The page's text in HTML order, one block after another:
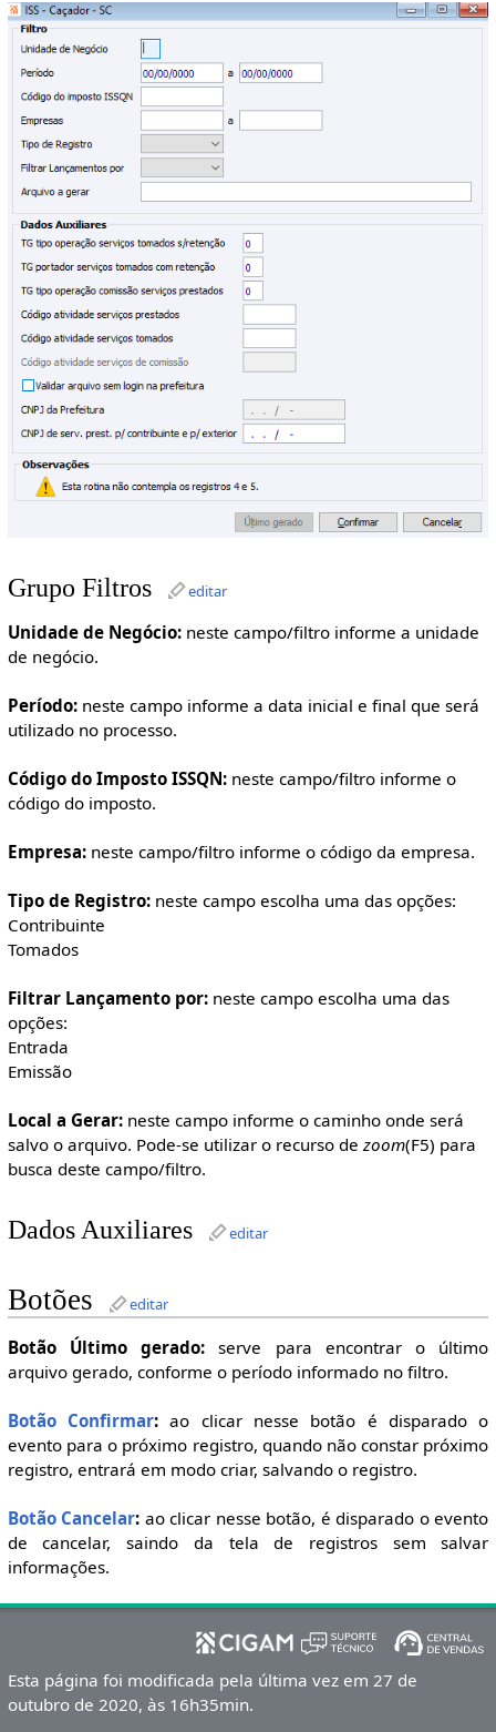
Grupo Filtros editar
Unidade de Negócio:neste campo/filtro informe a unidade
de negócio.
Período:neste campo informe a data inicial e final que será
utilizado no processo.
Código do Imposto ISSQN:neste campo/filtro informe o
código do imposto.
Empresa:neste campo/filtro informe o código da empresa.
Tipo de Registro:neste campo escolha uma das opções:
Contribuinte
Tomados
Filtrar Lançamento por:neste campo escolha uma das
opções:
Entrada
Emissão
Local a Gerar:neste campo informe o caminho onde será
salvo o arquivo. Pode-se utilizar o recurso de zoom(F5) para
busca deste campo/filtro.
Dados Auxiliares editar
Botões editar
Botão Último gerado: serve para encontrar o último
arquivo gerado, conforme o período informado no filtro.
Botão Confirmar: ao clicar nesse botão é disparado o
evento para o próximo registro, quando não constar próximo
registro, entrará em modo criar, salvando o registro.
Botão Cancelar: ao clicar nesse botão, é disparado o evento
de cancelar, saindo da tela de registros sem salvar
informações.
Esta página foi modificada pela última vez em 27 de
outubro de 2020, às 16h35min.